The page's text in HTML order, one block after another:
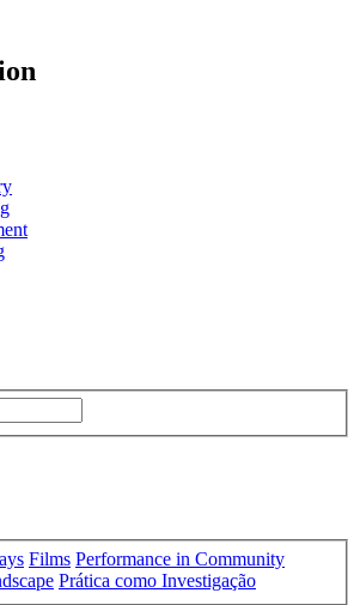
Films Performance in Community
Prática como Investigação